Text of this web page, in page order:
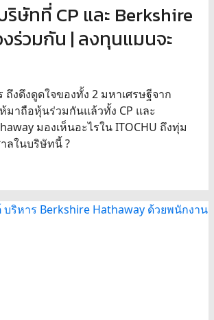
ริษัทที่ CP และ Berkshire
งร่วมกัน | ลงทุนแมนจะ
งดึงดูดใจของทั้ง 2 มหาเศรษฐีจาก
มาถือหุ้นร่วมกันแล้วทั้ง CP และ
มองเห็นอะไรใน ITOCHU ถึงทุ่ม
ลในบริษัทนี้ ?